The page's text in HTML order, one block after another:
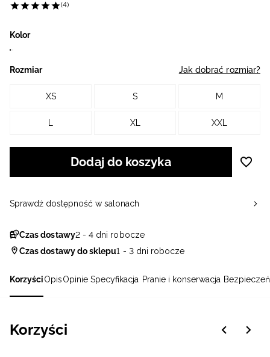
KorzyściOpisOpinie Specyfikacja Pranie i konserwacja
Korzyści
(4)
Kolor
Rozmiar Jak dobrać rozmiar?
XS S M
L XL XXL
Dodaj do koszyka
Czas dostawy2 - 4 dni robocze
Czas dostawy do sklepu1 - 3 dni robocze
Sprawdź dostępność w salonach